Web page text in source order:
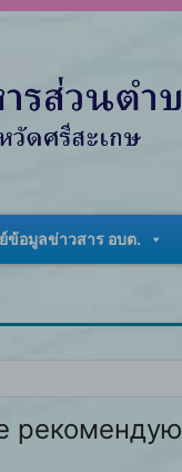
ข้อมูลข่าวสาร อบต.
рекомендую